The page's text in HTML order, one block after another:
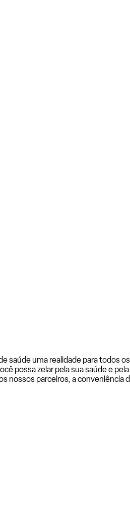
saúde uma realidade para todos
possa zelar pela sua saúde e
nossos parceiros, a